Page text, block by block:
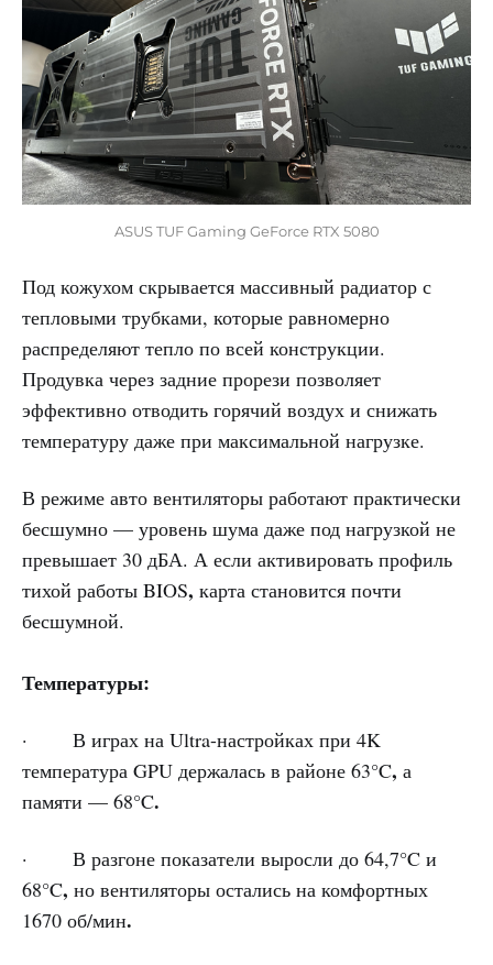
ASUS TUF Gaming GeForce RTX 5080
Под кожухом скрывается массивный радиатор с
тепловыми трубками, которые равномерно
распределяют тепло по всей конструкции.
Продувка через задние прорези позволяет
эффективно отводить горячий воздух и снижать
температуру даже при максимальной нагрузке.
В режиме авто вентиляторы работают практически
бесшумно — уровень шума даже под нагрузкой не
превышает 30 дБА. А если активировать профиль
тихой работы BIOS, карта становится почти
бесшумной.
Температуры:
· В играх на Ultra-настройках при 4K
температура GPU держалась в районе 63°C, а
памяти — 68°C.
· В разгоне показатели выросли до 64,7°C и
68°C, но вентиляторы остались на комфортных
1670 об/мин.